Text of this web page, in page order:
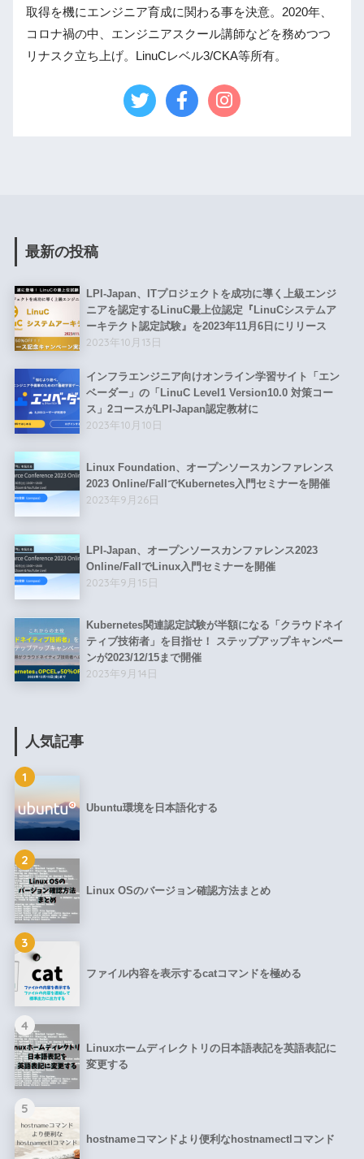
取得を機にエンジニア育成に関わる事を決意。2020年、
コロナ禍の中、エンジニアスクール講師などを務めつつ
リナスク立ち上げ。LinuCレベル3/CKA等所有。
最新の投稿
LPI-Japan、ITプロジェクトを成功に導く上級エンジ
ニアを認定するLinuC最上位認定『LinuCシステムア
ーキテクト認定試験』を2023年11月6日にリリース
2023年10月13日
インフラエンジニア向けオンライン学習サイト「エン
ベーダー」の「LinuC Level1 Version10.0 対策コー
ス」2コースがLPI-Japan認定教材に
2023年10月10日
Linux Foundation、オープンソースカンファレンス
2023 Online/FallでKubernetes入門セミナーを開催
2023年9月26日
LPI-Japan、オープンソースカンファレンス2023
Online/FallでLinux入門セミナーを開催
2023年9月15日
Kubernetes関連認定試験が半額になる「クラウドネイ
ティブ技術者」を目指せ！ ステップアップキャンペー
ンが2023/12/15まで開催
2023年9月14日
人気記事
1
Ubuntu環境を日本語化する
2
Linux OSのバージョン確認方法まとめ
3
ファイル内容を表示するcatコマンドを極める
4
Linuxホームディレクトリの日本語表記を英語表記に
変更する
5
hostnameコマンドより便利なhostnamectlコマンド